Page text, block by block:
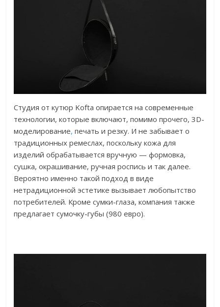
Студия от кутюр Kofta опирается на современные
технологии, которые включают, помимо прочего, 3D-
моделирование, печать и резку. И не забывает о
традиционных ремеслах, поскольку кожа для
изделий обрабатывается вручную — формовка,
сушка, окрашивание, ручная роспись и так далее.
Вероятно именно такой подход в виде
нетрадиционной эстетике вызывает любопытство
потребителей. Кроме сумки-глаза, компания также
предлагает сумочку-губы (980 евро).